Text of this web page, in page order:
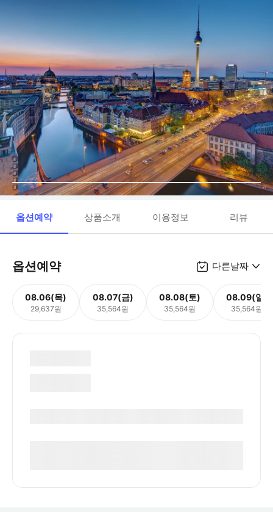
옵션예약 상품소개 이용정보 리뷰
옵션예약 다른날짜
08.06(목)
29,637원
08.07(금)
35,564원
08.08(토)
35,564원
08.09(일)
35,564원